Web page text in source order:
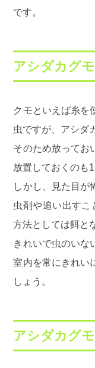
です。
アシダカグ
クモといえば糸を
虫ですが、アシダ
そのため放ってお
放置しておくのも1
しかし、見た目が
虫剤や追い出すこ
方法としては餌と
きれいで虫のいな
室内を常にきれい
しょう。
アシダカグ